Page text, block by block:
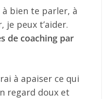
bien te parler, à
je peux t’aider.
de coaching par
à apaiser ce qui
regard doux et